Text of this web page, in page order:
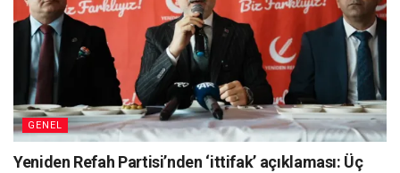
GENEL
Yeniden Refah Partisi’nden ‘ittifak’ açıklaması: Üç